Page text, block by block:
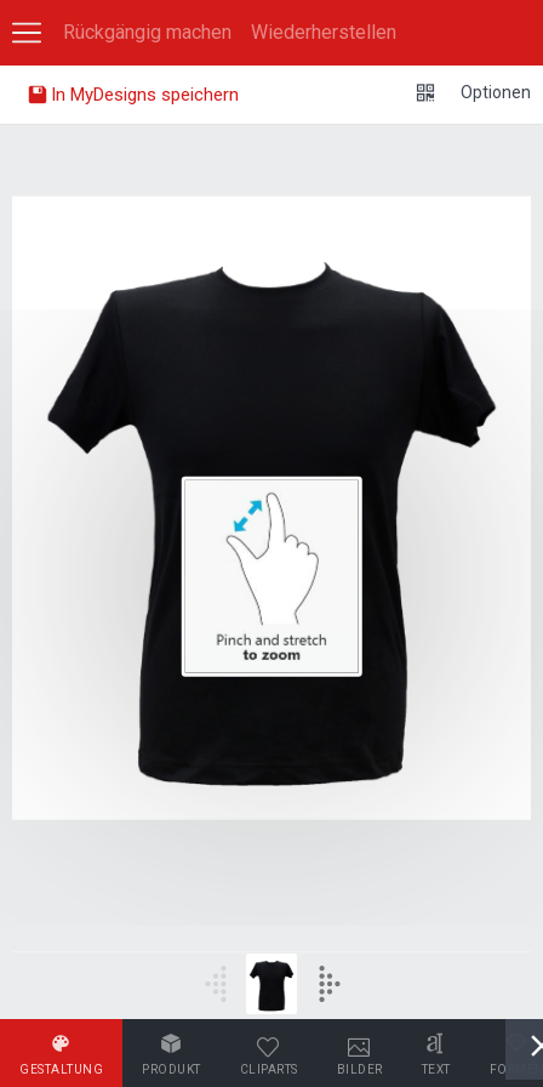
Rückgängig machen Wiederherstellen
GESTALTUNG PRODUKT CLIPARTS BILDER TEXT
In MyDesigns speichern Optionen